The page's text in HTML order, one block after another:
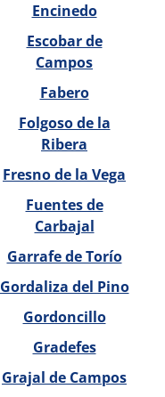
Encinedo
Escobar de
Campos
Fabero
Folgoso de la
Ribera
Fresno de la Vega
Fuentes de
Carbajal
Garrafe de Torío
Gordaliza del Pino
Gordoncillo
Gradefes
Grajal de Campos